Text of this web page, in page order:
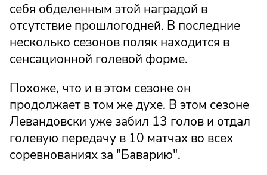
себя обделенным этой наградой в
отсутствие прошлогодней. В последние
несколько сезонов поляк находится в
сенсационной голевой форме.
Похоже, что и в этом сезоне он
продолжает в том же духе. В этом сезоне
Левандовски уже забил 13 голов и отдал
голевую передачу в 10 матчах во всех
соревнованиях за "Баварию".